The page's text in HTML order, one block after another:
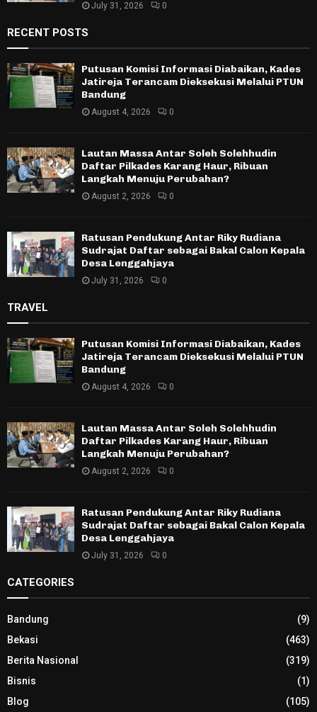
July 31, 2026 0
RECENT POSTS
Putusan Komisi Informasi Diabaikan, Kades
Jatireja Terancam Dieksekusi Melalui PTUN
Bandung
August 4, 2026 0
Lautan Massa Antar Soleh Solehhudin
Daftar Pilkades Karang Haur, Ribuan
Langkah Menuju Perubahan?
August 2, 2026 0
Ratusan Pendukung Antar Riky Rudiana
Sudrajat Daftar sebagai Bakal Calon Kepala
Desa Lenggahjaya
July 31, 2026 0
TRAVEL
Putusan Komisi Informasi Diabaikan, Kades
Jatireja Terancam Dieksekusi Melalui PTUN
Bandung
August 4, 2026 0
Lautan Massa Antar Soleh Solehhudin
Daftar Pilkades Karang Haur, Ribuan
Langkah Menuju Perubahan?
August 2, 2026 0
Ratusan Pendukung Antar Riky Rudiana
Sudrajat Daftar sebagai Bakal Calon Kepala
Desa Lenggahjaya
July 31, 2026 0
CATEGORIES
Bandung
(9)
Bekasi
(463)
Berita Nasional
(319)
Bisnis
(1)
Blog
(105)